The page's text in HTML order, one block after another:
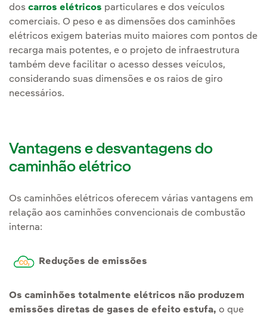
dos carros elétricos particulares e dos veículos
comerciais. O peso e as dimensões dos caminhões
elétricos exigem baterias muito maiores com pontos de
recarga mais potentes, e o projeto de infraestrutura
também deve facilitar o acesso desses veículos,
considerando suas dimensões e os raios de giro
necessários.
Vantagens e desvantagens do
caminhão elétrico
Os caminhões elétricos oferecem várias vantagens em
relação aos caminhões convencionais de combustão
interna:
Reduções de emissões
Os caminhões totalmente elétricos não produzem
emissões diretas de gases de efeito estufa, o que